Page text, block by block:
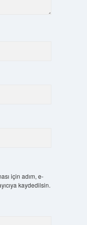
için adım, e-
kaydedilsin.